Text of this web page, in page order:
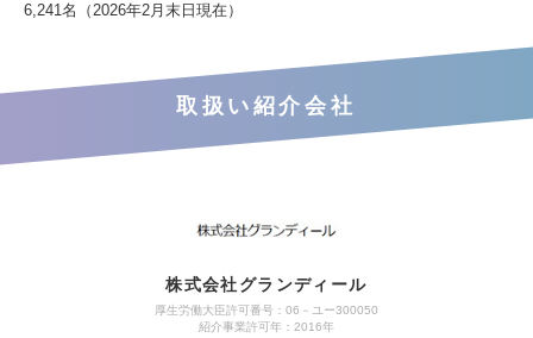
6,241名（2026年2月末日現在）
取扱い紹介会社
株式会社グランディール
厚生労働大臣許可番号：06－ユー300050
紹介事業許可年：2016年